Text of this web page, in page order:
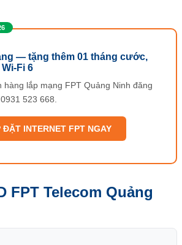
— tặng thêm 01 tháng cước,
Fi 6
hàng lắp mạng FPT Quảng Ninh đăng
523 668.
INTERNET FPT NGAY
FPT Telecom Quảng